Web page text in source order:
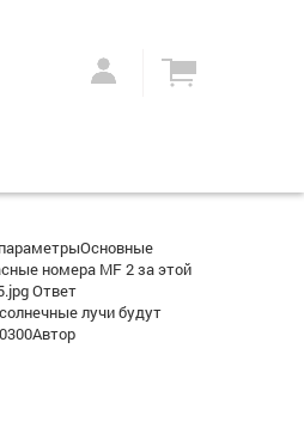
номера MF 2 за этой
Ответ
лучи будут